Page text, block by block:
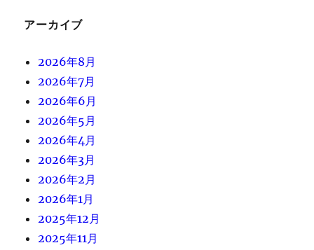
アーカイブ
2026年8月
2026年7月
2026年6月
2026年5月
2026年4月
2026年3月
2026年2月
2026年1月
2025年12月
2025年11月